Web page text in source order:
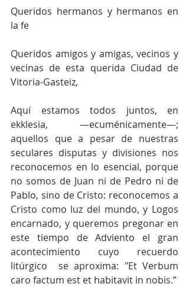
Queridos hermanos y hermanos en
la fe
Queridos amigos y amigas, vecinos y
vecinas de esta querida Ciudad de
Vitoria-Gasteiz,
Aquí estamos todos juntos, en
ekklesia, —ecuménicamente—;
aquellos que a pesar de nuestras
seculares disputas y divisiones nos
reconocemos en lo esencial, porque
no somos de Juan ni de Pedro ni de
Pablo, sino de Cristo: reconocemos a
Cristo como luz del mundo, y Logos
encarnado, y queremos pregonar en
este tiempo de Adviento el gran
acontecimiento cuyo recuerdo
litúrgico  se aproxima: "Et Verbum
caro factum est et habitavit in nobis.”